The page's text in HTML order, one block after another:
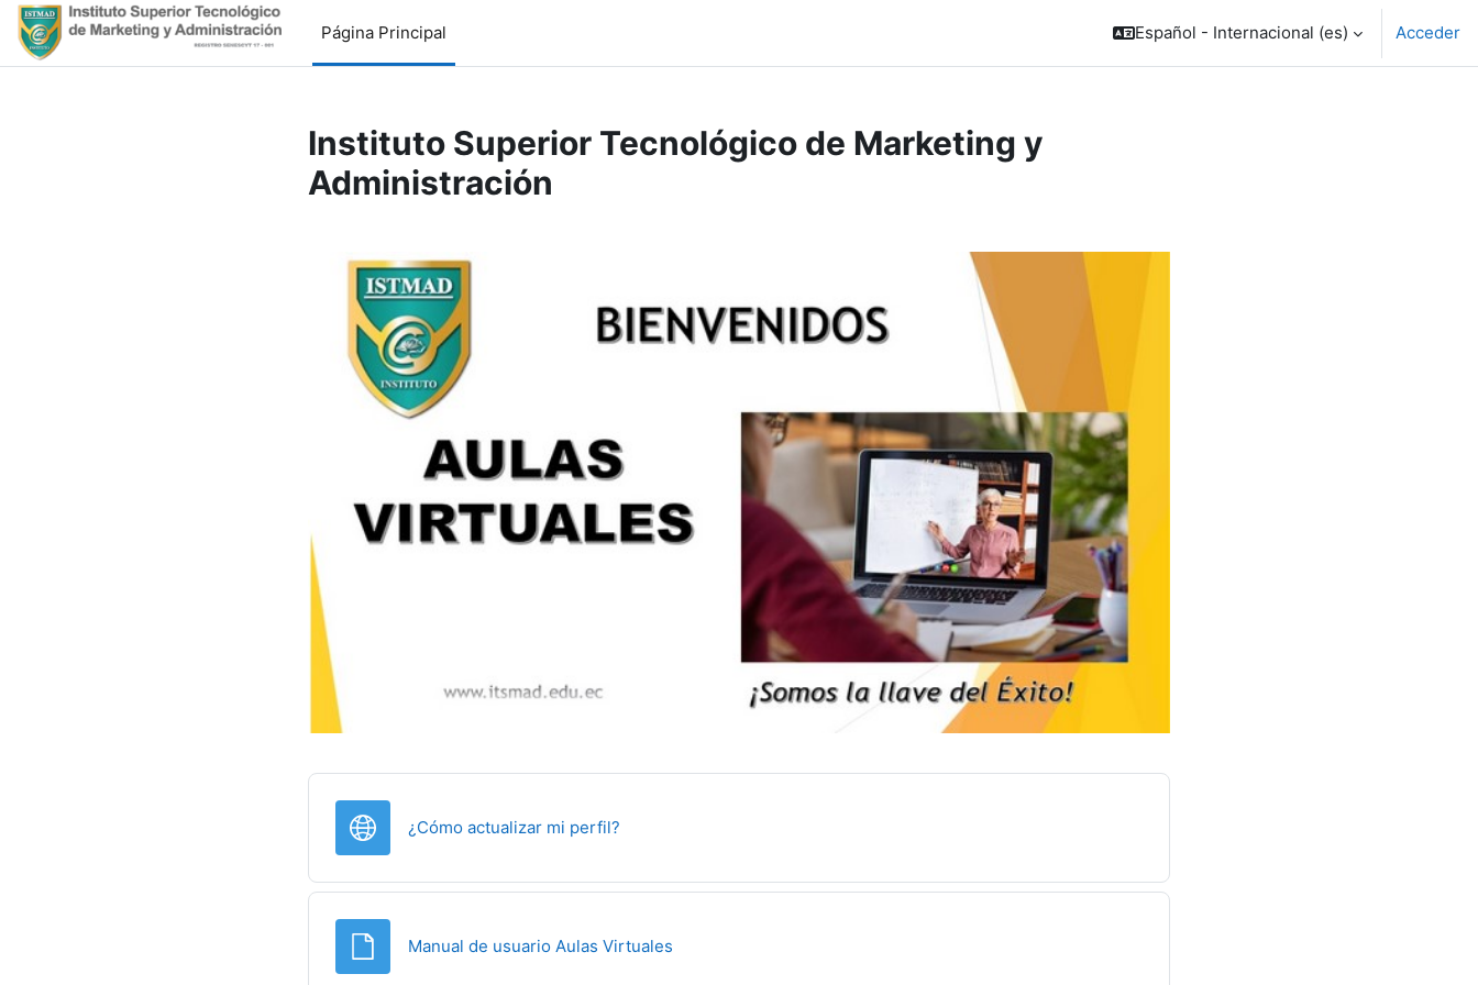
Salta al contenido principal
Página Principal
Español - Internacional ‎(es)‎ Acceder
Instituto Superior Tecnológico de Marketing y
Administración
¿Cómo actualizar mi perfil?
Manual de usuario Aulas Virtuales